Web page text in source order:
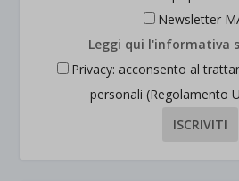
Newsletter
Leggi qui l'informativa
Privacy: acconsento al
personali (Regolamento